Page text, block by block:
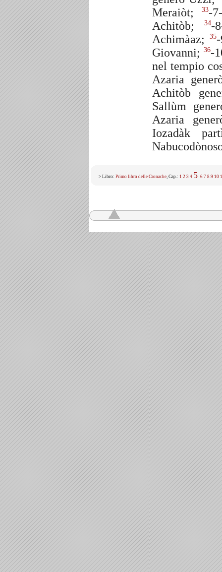
Meraiòt; 33-
Achitòb;
34-
Achimàaz;35
Giovanni;36-
nel tempio
Azaria
Achitòb
Sallùm
Azaria
Iozadàk
> Libro: Primo libro delle Cronache, Cap.: 1 2 3 4 5 6 7 8 9 10